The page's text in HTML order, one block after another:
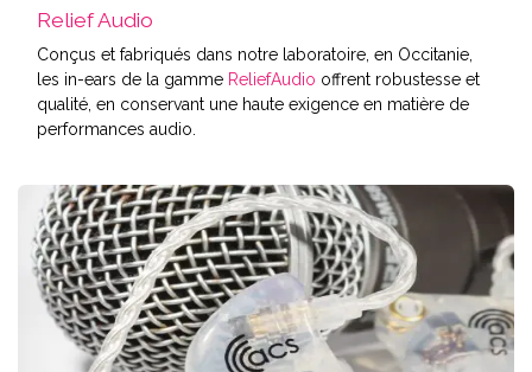
Relief Audio
Conçus et fabriqués dans notre laboratoire, en Occitanie,
les in-ears de la gamme ReliefAudio offrent robustesse et
qualité, en conservant une haute exigence en matière de
performances audio.